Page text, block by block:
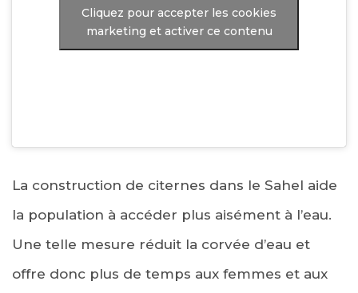
Cliquez pour accepter les cookies
marketing et activer ce contenu
La construction de citernes dans le Sahel aide
la population à accéder plus aisément à l’eau.
Une telle mesure réduit la corvée d’eau et
offre donc plus de temps aux femmes et aux